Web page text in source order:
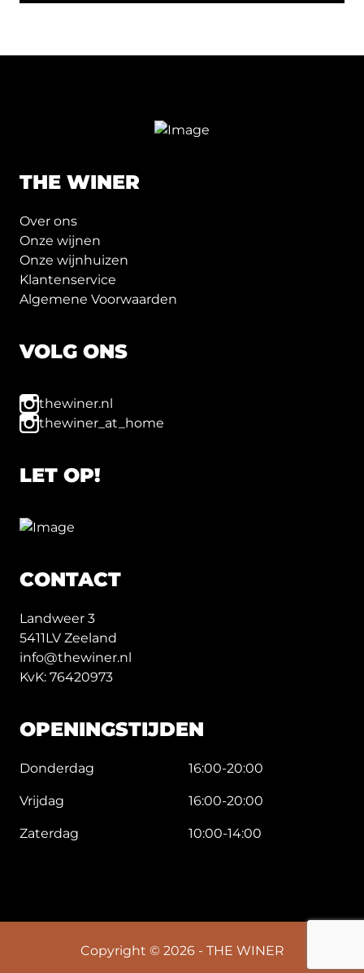
THE WINER
Over ons
Onze wijnen
Onze wijnhuizen
Klantenservice
Algemene Voorwaarden
VOLG ONS
thewiner.nl
thewiner_at_home
LET OP!
CONTACT
Landweer 3
5411LV Zeeland
info@thewiner.nl
KvK: 76420973
OPENINGSTIJDEN
Donderdag 16:00-20:00
Vrijdag 16:00-20:00
Zaterdag 10:00-14:00
Copyright © 2026 - THE WINER